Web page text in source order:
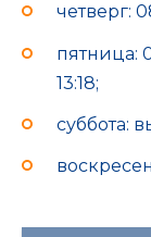
четверг:
пятница:
13:18;
суббота: